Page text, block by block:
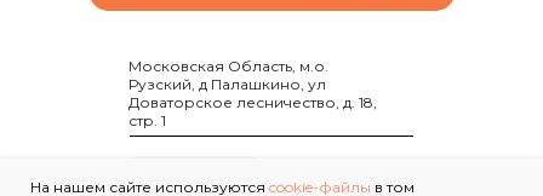
ИНН: 772999830551
ОГРНИП:
324774600462174
Московская Область, м.о.
Рузский, д Палашкино, ул
Доваторское лесничество, д. 18,
стр. 1
На нашем сайте используются cookie-файлы в том